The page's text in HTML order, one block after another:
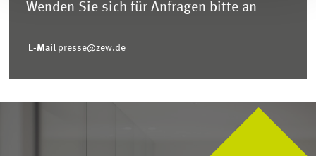
Wenden Sie sich für Anfragen bitte an
E-Mail presse@zew.de